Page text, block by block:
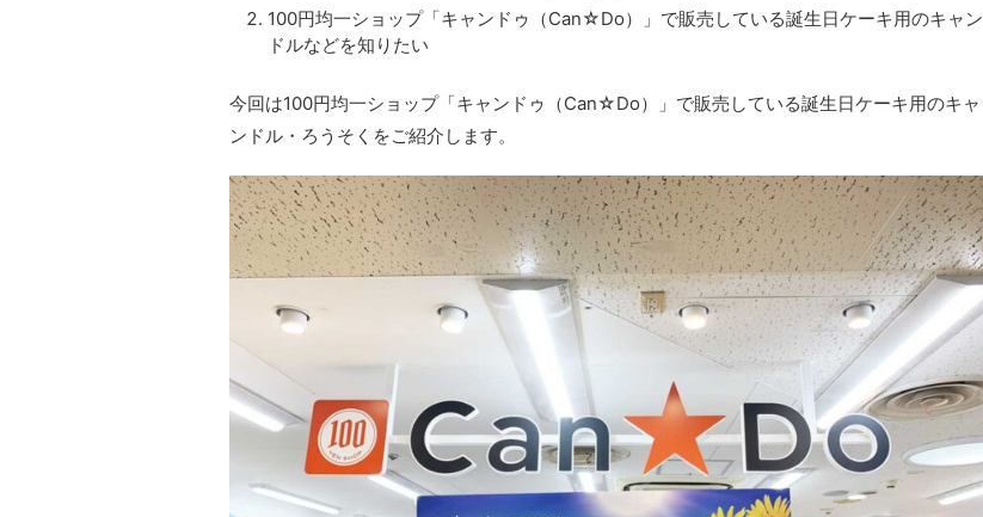
100円均一ショップ「キャンドゥ（Can☆Do）」で販売している誕生日ケーキ用のキャン
ドルなどを知りたい
今回は100円均一ショップ「キャンドゥ（Can☆Do）」で販売している誕生日ケーキ用のキャ
ンドル・ろうそくをご紹介します。